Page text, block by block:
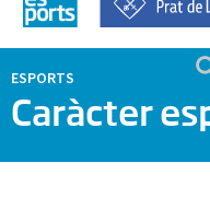
ESPORTS
Caràcter